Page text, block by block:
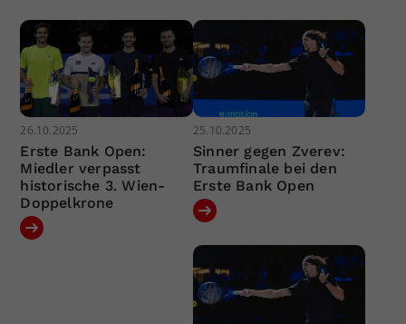
26.10.2025
Erste Bank Open:
Miedler verpasst
historische 3. Wien-
Doppelkrone
25.10.2025
Sinner gegen Zverev:
Traumfinale bei den
Erste Bank Open